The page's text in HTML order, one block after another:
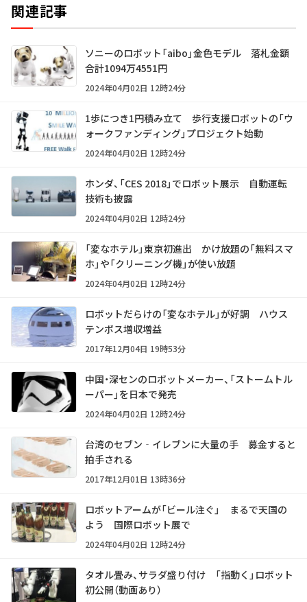
関連記事
ソニーのロボット「aibo」金色モデル 落札金額
合計1094万4551円
2024年04月02日 12時24分
1歩につき1円積み立て 歩行支援ロボットの「ウ
ォークファンディング」プロジェクト始動
2024年04月02日 12時24分
ホンダ、「CES 2018」でロボット展示 自動運転
技術も披露
2024年04月02日 12時24分
「変なホテル」東京初進出 かけ放題の「無料スマ
ホ」や「クリーニング機」が使い放題
2024年04月02日 12時24分
ロボットだらけの「変なホテル」が好調 ハウス
テンボス増収増益
2017年12月04日 19時53分
中国・深センのロボットメーカー、「ストームトル
ーパー」を日本で発売
2024年04月02日 12時24分
台湾のセブン‐イレブンに大量の手 募金すると
拍手される
2017年12月01日 13時36分
ロボットアームが「ビール注ぐ」 まるで天国の
よう 国際ロボット展で
2024年04月02日 12時24分
タオル畳み、サラダ盛り付け 「指動く」ロボット
初公開（動画あり）